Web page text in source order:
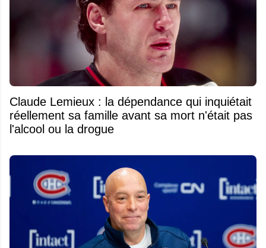
Claude Lemieux : la dépendance qui inquiétait
réellement sa famille avant sa mort n'était pas
l'alcool ou la drogue